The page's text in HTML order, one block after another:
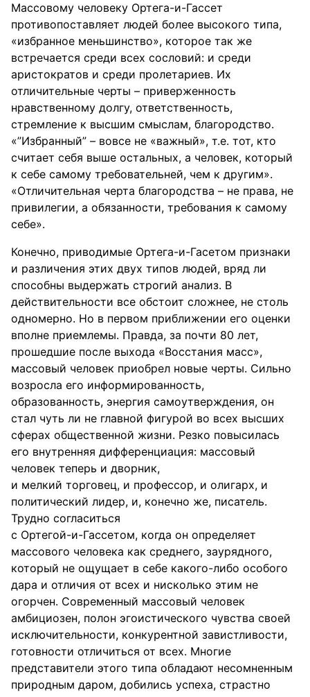
Массовому человеку Ортега-и-Гассет
противопоставляет людей более высокого типа,
«избранное меньшинство», которое так же
встречается среди всех сословий: и среди
аристократов и среди пролетариев. Их
отличительные черты – приверженность
нравственному долгу, ответственность,
стремление к высшим смыслам, благородство.
«”Избранный” – вовсе не «важный», т.е. тот, кто
считает себя выше остальных, а человек, который
к себе самому требовательней, чем к другим».
«Отличительная черта благородства – не права, не
привилегии, а обязанности, требования к самому
себе».
Конечно, приводимые Ортега-и-Гасетом признаки
и различения этих двух типов людей, вряд ли
способны выдержать строгий анализ. В
действительности все обстоит сложнее, не столь
одномерно. Но в первом приближении его оценки
вполне приемлемы. Правда, за почти 80 лет,
прошедшие после выхода «Восстания масс»,
массовый человек приобрел новые черты. Сильно
возросла его информированность,
образованность, энергия самоутверждения, он
стал чуть ли не главной фигурой во всех высших
сферах общественной жизни. Резко повысилась
его внутренняя дифференциация: массовый
человек теперь и дворник,
и мелкий торговец, и профессор, и олигарх, и
политический лидер, и, конечно же, писатель.
Трудно согласиться
с Ортегой-и-Гассетом, когда он определяет
массового человека как среднего, заурядного,
который не ощущает в себе какого-либо особого
дара и отличия от всех и нисколько этим не
огорчен. Современный массовый человек
амбициозен, полон эгоистического чувства своей
исключительности, конкурентной завистливости,
готовности отличиться от всех. Многие
представители этого типа обладают несомненным
природным даром, добились успеха, страстно